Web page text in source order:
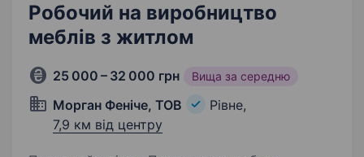
Робочий на виробництво
меблів з житлом
25 000 – 32 000 грн Вища за середню
Морган Феніче, ТОВ
Рівне,
7,9 км від центру